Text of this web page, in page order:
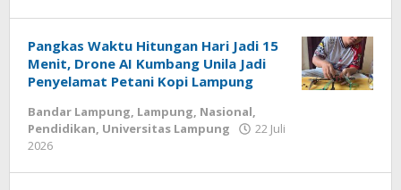
Pangkas Waktu Hitungan Hari Jadi 15
Menit, Drone AI Kumbang Unila Jadi
Penyelamat Petani Kopi Lampung
Bandar Lampung, Lampung, Nasional,
Pendidikan, Universitas Lampung
22 Juli
2026